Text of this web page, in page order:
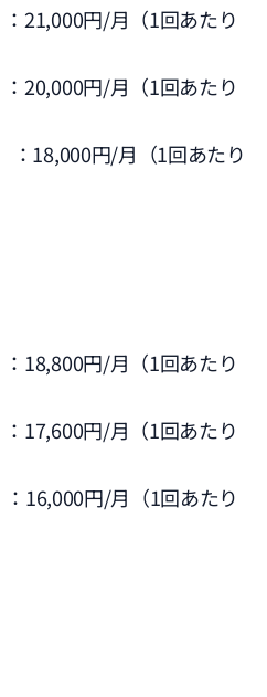
：21,000円/月（1回あたり
：20,000円/月（1回あたり
：18,000円/月（1回あたり
：18,800円/月（1回あたり
：17,600円/月（1回あたり
：16,000円/月（1回あたり